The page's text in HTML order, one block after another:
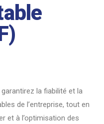
la fiabilité et la
de l’entreprise, tout en
et à l’optimisation des